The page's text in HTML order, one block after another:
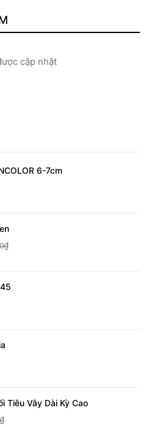
cập nhật
6-7cm
Tiêu Vây Dài Kỳ Cao